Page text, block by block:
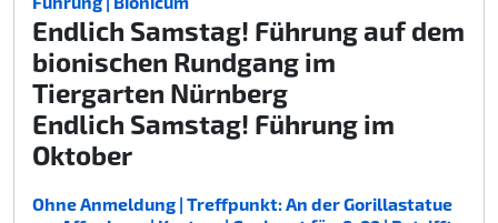
Endlich Samstag! Führung auf dem
bionischen Rundgang im
Tiergarten Nürnberg
Endlich Samstag! Führung im
Oktober
Ohne Anmeldung | Treffpunkt: An der Gorillastatue